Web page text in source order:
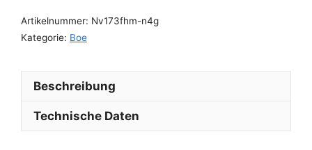
Artikelnummer: Nv173fhm-n4g
Kategorie: Boe
Beschreibung
Technische Daten